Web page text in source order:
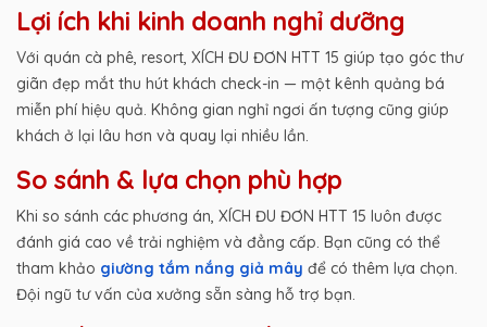
Lợi ích khi kinh doanh nghỉ dưỡng
Với quán cà phê, resort, XÍCH ĐU ĐƠN HTT 15 giúp tạo góc thư
giãn đẹp mắt thu hút khách check-in — một kênh quảng bá
miễn phí hiệu quả. Không gian nghỉ ngơi ấn tượng cũng giúp
khách ở lại lâu hơn và quay lại nhiều lần.
So sánh & lựa chọn phù hợp
Khi so sánh các phương án, XÍCH ĐU ĐƠN HTT 15 luôn được
đánh giá cao về trải nghiệm và đẳng cấp. Bạn cũng có thể
tham khảo giường tắm nắng giả mây để có thêm lựa chọn.
Đội ngũ tư vấn của xưởng sẵn sàng hỗ trợ bạn.